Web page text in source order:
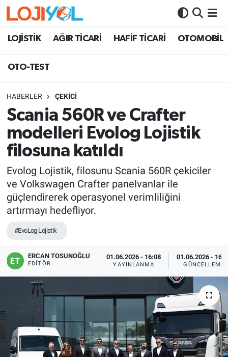
LOJİSTİK AĞIR TİCARİ HAFİF TİCARİ OTOMOBİL
OTO-TEST
HABERLER ÇEKİCİ
Scania 560R ve Crafter
modelleri Evolog Lojistik
filosuna katıldı
Evolog Lojistik, filosunu Scania 560R çekiciler
ve Volkswagen Crafter panelvanlar ile
güçlendirerek operasyonel verimliliğini
artırmayı hedefliyor.
#EvoLog Lojistik
ERCAN TOSUNOĞLU
EDITÖR
01.06.2026 - 16:08
YAYINLANMA
01.06.2026 -
GÜNCELLEME
OTO-TEST